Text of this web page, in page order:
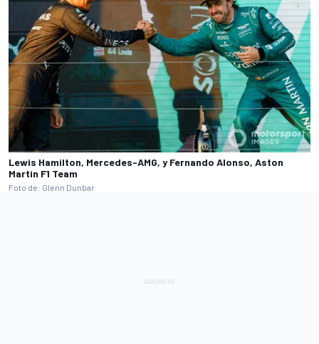
Lewis Hamilton, Mercedes-AMG, y Fernando Alonso, Aston
Martin F1 Team
Foto de: Glenn Dunbar